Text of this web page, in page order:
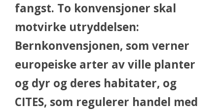
fangst. To konvensjoner skal
motvirke utryddelsen:
Bernkonvensjonen, som verner
europeiske arter av ville planter
og dyr og deres habitater, og
CITES, som regulerer handel med